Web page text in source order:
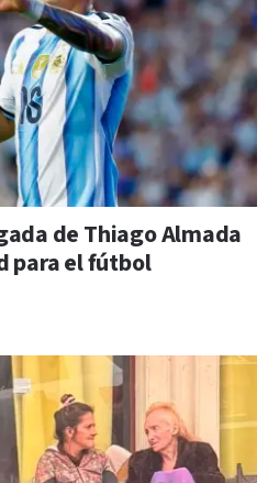
de Thiago Almada
para el fútbol